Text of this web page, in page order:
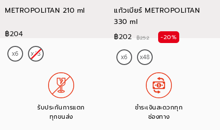
METROPOLITAN 210 ml
฿204
แก้วเบียร์ METROPOLITAN
330 ml
฿202
฿252 -20%
รับประกันการแตก
ทุกขนส่ง
ชำระเงินสะดวกทุก
ช่องทาง